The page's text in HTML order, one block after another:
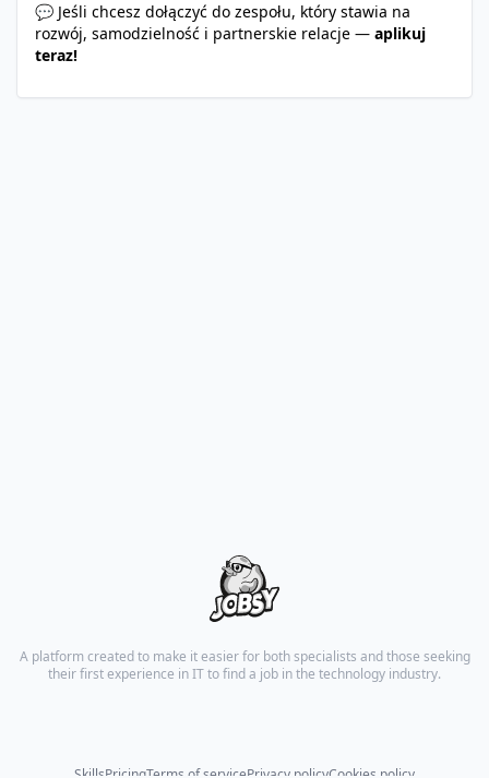
💬 Jeśli chcesz dołączyć do zespołu, który stawia na
rozwój, samodzielność i partnerskie relacje — aplikuj
teraz!
A platform created to make it easier for both specialists and those seeking
their first experience in IT to find a job in the technology industry.